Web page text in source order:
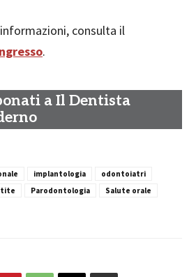
consulta il
.
a Il Dentista
implantologia
odontoiatri
Parodontologia
Salute orale